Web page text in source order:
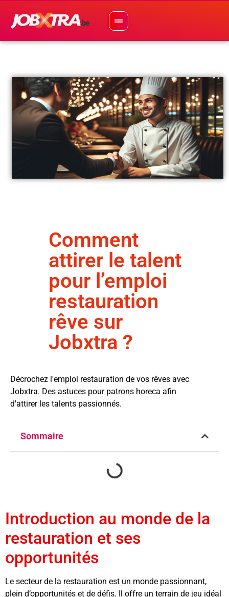
Comment
attirer le talent
pour l’emploi
restauration
rêve sur
Jobxtra ?
Décrochez l'emploi restauration de vos rêves avec
Jobxtra. Des astuces pour patrons horeca afin
d'attirer les talents passionnés.
Sommaire
Introduction au monde de la
restauration et ses
opportunités
Le secteur de la restauration est un monde passionnant,
plein d’opportunités et de défis. Il offre un terrain de jeu idéal